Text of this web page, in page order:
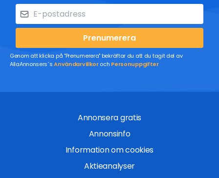
Prenumerera
Genom att klicka på "Prenumerera" bekräftar du att du tagit del av
AllaAnnonsers´sAnvändarvillkoroch Personuppgifter
Annonsera gratis
Annonsinfo
Information om cookies
Aktieanalyser